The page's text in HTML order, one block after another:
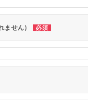
ません） 必須